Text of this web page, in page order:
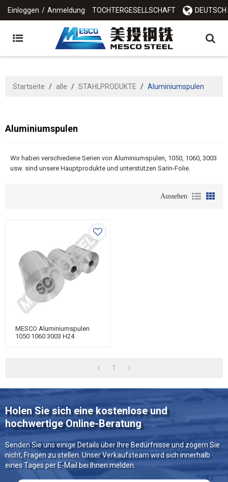
Einloggen / Anmeldung TOCHTERGESELLSCHAFT DEUTSCH
Startseite / alle / STAHLPRODUKTE / Aluminiumspulen
Aluminiumspulen
Wir haben verschiedene Serien von Aluminiumspulen, 1050, 1060, 3003
usw. sind unsere Hauptprodukte und unterstützen Sarin-Folie.
Aussehen
MESCO Aluminiumspulen
1050 1060 3003 H24
1
Holen Sie sich eine kostenlose und
hochwertige Online-Beratung
Senden Sie uns einige Details über Ihre Bedürfnisse und zögern Sie
nicht, Fragen zu stellen. Unser Verkaufsteam wird sich innerhalb
eines Tages per E-Mail bei Ihnen melden.